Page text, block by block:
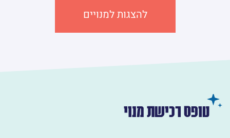
להצגות למנויים
טופס רכישת מנוי